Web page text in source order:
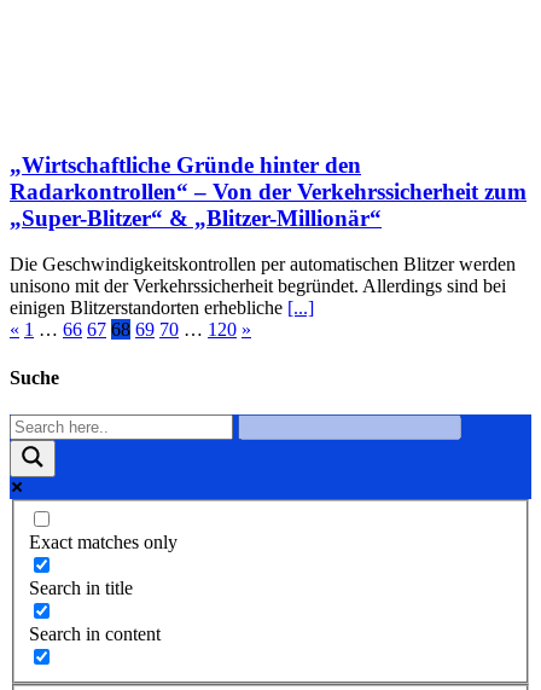
„Wirtschaftliche Gründe hinter den
Radarkontrollen“ – Von der Verkehrssicherheit zum
„Super-Blitzer“ & „Blitzer-Millionär“
Die Geschwindigkeitskontrollen per automatischen Blitzer werden
unisono mit der Verkehrssicherheit begründet. Allerdings sind bei
einigen Blitzerstandorten erhebliche [...]
« 1 … 66 67 68 69 70 … 120 »
Suche
Exact matches only
Search in title
Search in content